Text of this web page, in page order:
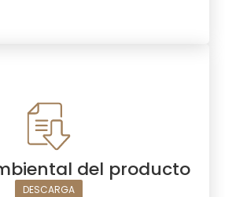
del producto
DESCARGA